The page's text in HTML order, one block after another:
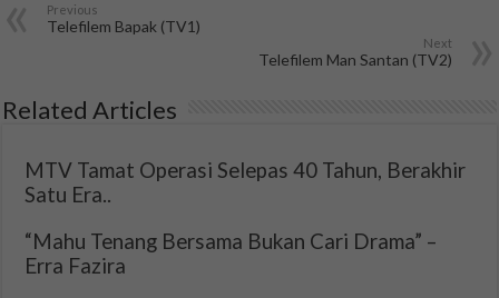
Previous
Telefilem Bapak (TV1)
Next
Telefilem Man Santan (TV2)
Related Articles
MTV Tamat Operasi Selepas 40 Tahun, Berakhir
Satu Era..
“Mahu Tenang Bersama Bukan Cari Drama” –
Erra Fazira